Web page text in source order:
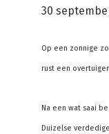
30
Op een zonnige
rust een
Na een wat saai
Duizelse